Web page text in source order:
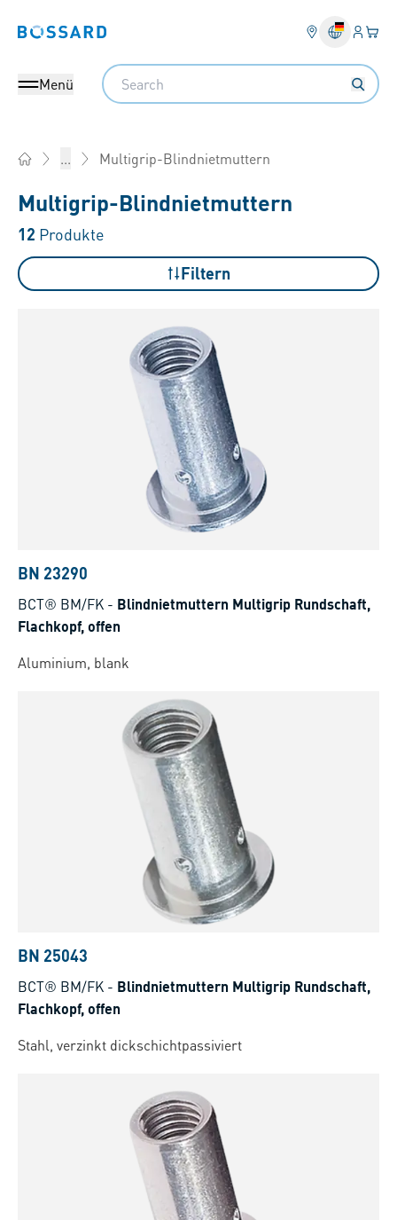
Bossard homepage Ihr
Menü
Search
... Multigrip-Blindnietmuttern
Multigrip-Blindnietmuttern
12 Produkte
Filtern
BN 23290
BCT® BM/FK - Blindnietmuttern Multigrip Rundschaft,
Flachkopf, offen
Aluminium, blank
BN 25043
BCT® BM/FK - Blindnietmuttern Multigrip Rundschaft,
Flachkopf, offen
Stahl, verzinkt dickschichtpassiviert